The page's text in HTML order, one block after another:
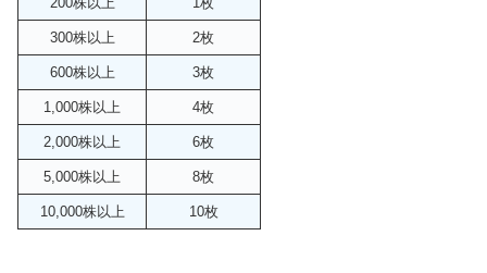
300株以上 2枚
600株以上 3枚
1,000株以上 4枚
2,000株以上 6枚
5,000株以上 8枚
10,000株以上 10枚